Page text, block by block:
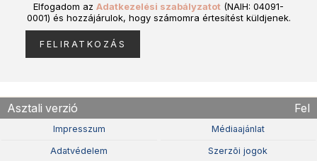
Elfogadom az Adatkezelési szabályzatot (NAIH: 04091-
0001) és hozzájárulok, hogy számomra értesítést küldjenek.
Asztali verzió Fel
Impresszum Médiaajánlat
Adatvédelem Szerzõi jogok